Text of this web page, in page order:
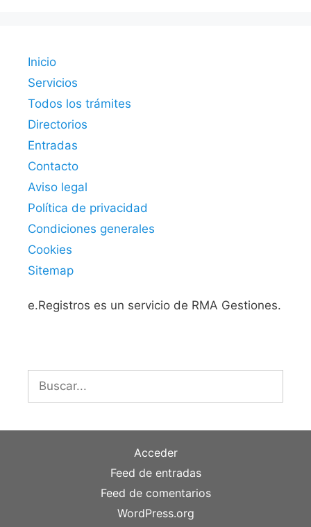
Inicio
Servicios
Todos los trámites
Directorios
Entradas
Contacto
Aviso legal
Política de privacidad
Condiciones generales
Cookies
Sitemap
e.Registros es un servicio de RMA Gestiones.
Buscar:
Acceder
Feed de entradas
Feed de comentarios
WordPress.org